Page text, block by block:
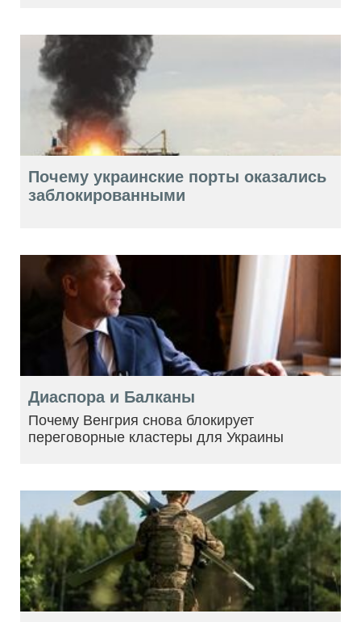
Почему украинские порты оказались
заблокированными
Диаспора и Балканы
Почему Венгрия снова блокирует
переговорные кластеры для Украины